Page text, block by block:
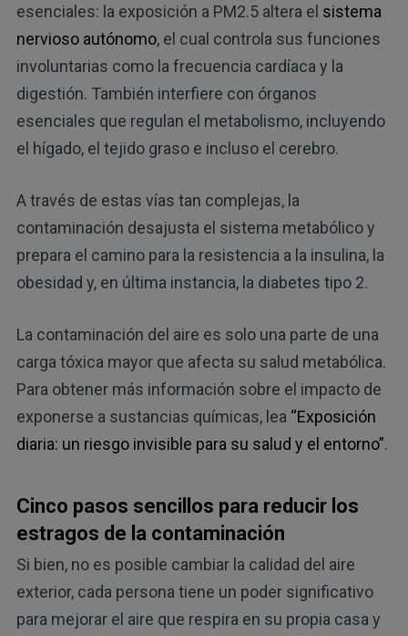
esenciales: la exposición a PM2.5 altera el sistema
nervioso autónomo, el cual controla sus funciones
involuntarias como la frecuencia cardíaca y la
digestión. También interfiere con órganos
esenciales que regulan el metabolismo, incluyendo
el hígado, el tejido graso e incluso el cerebro.
A través de estas vías tan complejas, la
contaminación desajusta el sistema metabólico y
prepara el camino para la resistencia a la insulina, la
obesidad y, en última instancia, la diabetes tipo 2.
La contaminación del aire es solo una parte de una
carga tóxica mayor que afecta su salud metabólica.
Para obtener más información sobre el impacto de
exponerse a sustancias químicas, lea “Exposición
diaria: un riesgo invisible para su salud y el entorno”.
Cinco pasos sencillos para reducir los
estragos de la contaminación
Si bien, no es posible cambiar la calidad del aire
exterior, cada persona tiene un poder significativo
para mejorar el aire que respira en su propia casa y